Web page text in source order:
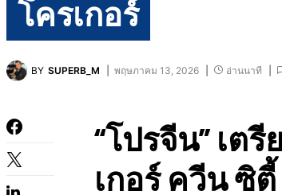
โครเกอร์
BY SUPERB_M พฤษภาคม 13, 2026 อ่านนาที
“โปรจีน” เต
เกอร์ ควีน ซิ